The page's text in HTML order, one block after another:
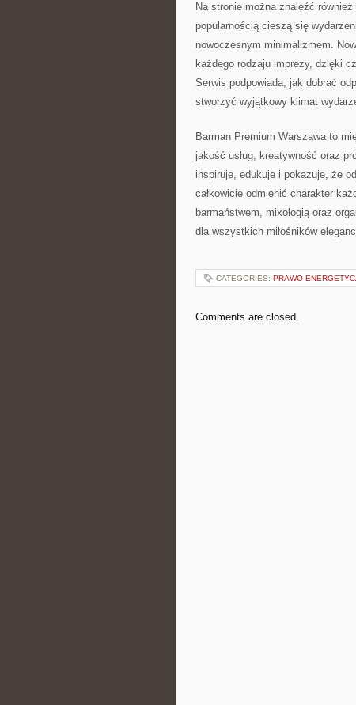
Na stronie można znaleźć
popularnością cieszą się
nowoczesnym minimalizmem.
każdego rodzaju imprezy, dzięki
Serwis podpowiada, jak dobrać
stworzyć wyjątkowy klimat
Barman Premium Warszawa to
jakość usług, kreatywność oraz
inspiruje, edukuje i pokazuje, że
całkowicie odmienić charakter
barmaństwem, mixologią oraz
dla wszystkich miłośników
CATEGORIES: PRAWO
Comments are closed.